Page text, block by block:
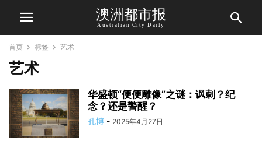
澳洲都市报
Australian City Daily
首页 标签 艺术
艺术
华盛顿“便便雕像”之谜：讽刺？纪
念？还是警醒？
孔博 - 2025年4月27日